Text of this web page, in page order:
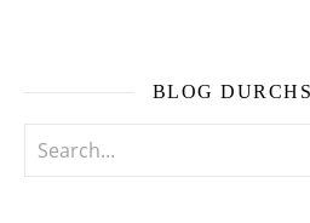
BLOG